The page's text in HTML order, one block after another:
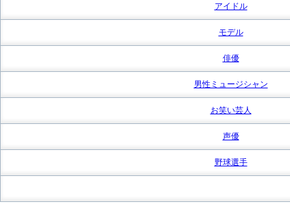
アイドル
モデル
俳優
男性ミュージシャン
お笑い芸人
声優
野球選手